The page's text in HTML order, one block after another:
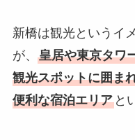
新橋は観光というイ
が、 皇居や東京タワ
観光スポットに囲ま
便利な宿泊エリアと